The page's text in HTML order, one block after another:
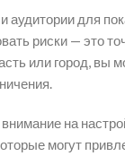
и аудитории для
риски — это
или город, вы
внимание на
могут